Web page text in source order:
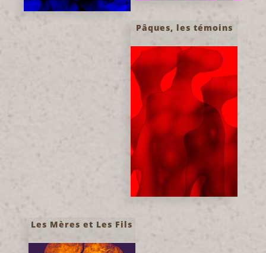
Pâques, les témoins
Les Mères et Les Fils